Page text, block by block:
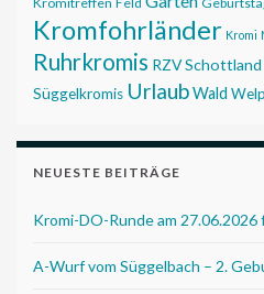
Kromfohrländer Kromi
Ruhrkromis RZVSchottland
Süggelkromis UrlaubWald
NEUESTE BEITRÄGE
Kromi-DO-Runde am
A-Wurf vom Süggelbach – 2.